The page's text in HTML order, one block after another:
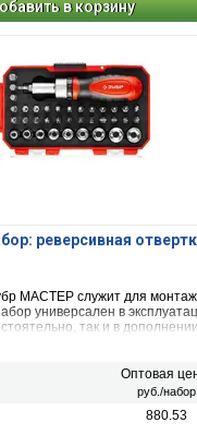
в корзину
реверсивная
МАСТЕР служит для
универсален в
так и в
Оптовая
руб./набор
880.53